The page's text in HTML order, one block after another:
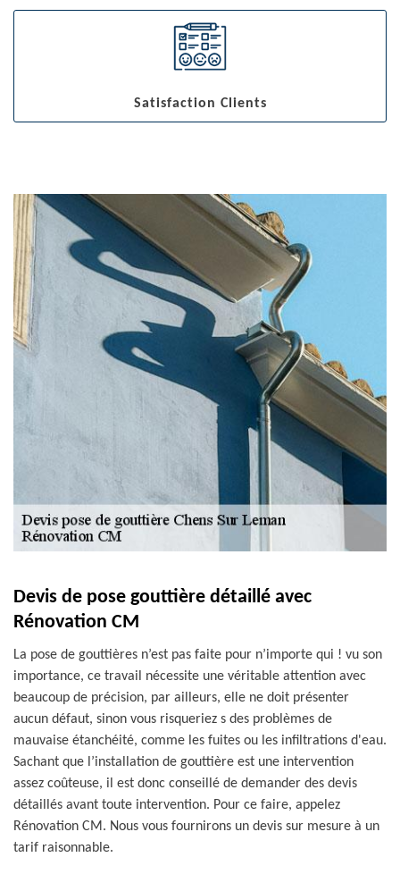
Satisfaction Clients
Devis de pose gouttière détaillé avec
Rénovation CM
La pose de gouttières n’est pas faite pour n’importe qui ! vu son
importance, ce travail nécessite une véritable attention avec
beaucoup de précision, par ailleurs, elle ne doit présenter
aucun défaut, sinon vous risqueriez s des problèmes de
mauvaise étanchéité, comme les fuites ou les infiltrations d'eau.
Sachant que l’installation de gouttière est une intervention
assez coûteuse, il est donc conseillé de demander des devis
détaillés avant toute intervention. Pour ce faire, appelez
Rénovation CM. Nous vous fournirons un devis sur mesure à un
tarif raisonnable.